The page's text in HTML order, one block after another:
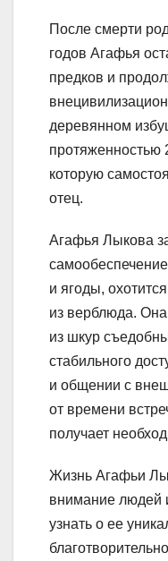
После смерти
годов Агафья
предков и
деревянном
протяженностью
которую
отец.
Агафья Лыкова
и ягоды,
из верблюда.
из шкур
стабильного
и общении с
от времени
получает
Жизнь Агафьи
внимание людей
узнать о ее